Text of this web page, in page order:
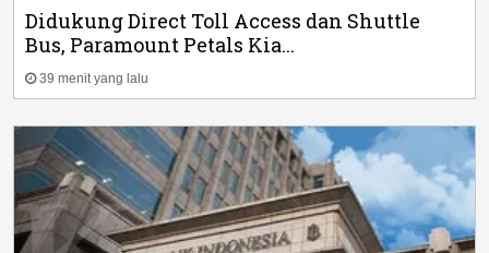
Didukung Direct Toll Access dan Shuttle
Bus, Paramount Petals Kia...
39 menit yang lalu